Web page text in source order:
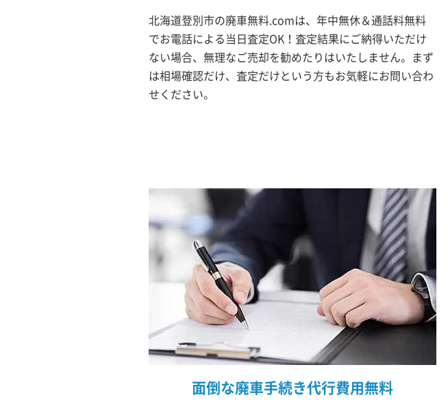
北海道登別市の廃車無料.comは、年中無休＆通話料無料
でお電話による当日査定OK！査定結果にご納得いただけ
ない場合、無理なご売却を勧めたりはいたしません。まず
は相場確認だけ、査定だけという方もお気軽にお問い合わ
せください。
面倒な廃車手続き代行費用無料